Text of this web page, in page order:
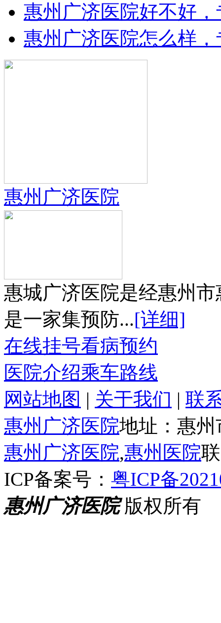
惠州广济医院好不好，
惠州广济医院怎么样，
惠州广济医院
惠城广济医院是经惠州
是一家集预防...[详细]
在线挂号看病预约
医院介绍乘车路线
网站地图 | 关于我们 | 联
惠州广济医院地址：惠
惠州广济医院,惠州医院
ICP备案号： 粤ICP备
惠州广济医院版权所有